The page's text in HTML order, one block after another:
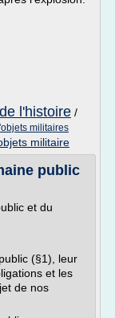
l'histoire /
militaires
militaire
public
et du
(§1), leur
et les
de nos